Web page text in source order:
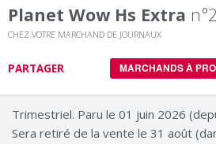
Planet Wow Hs Extra
CHEZ VOTRE MARCHAND DE JOURNAUX
PARTAGER MARCHANDS À
Trimestriel. Paru le 01 juin 2026
Sera retiré de la vente le 31 août